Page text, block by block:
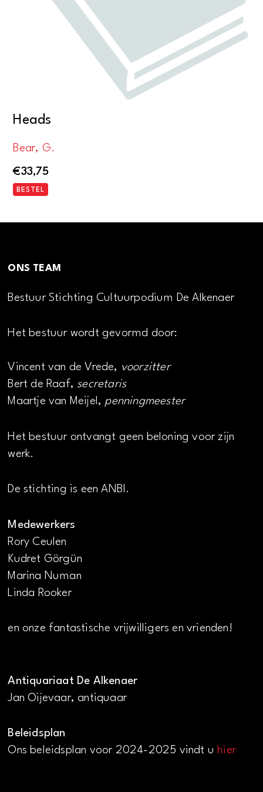
Heads
Bear, G.
€33,75
BESTEL
ONS TEAM
Bestuur Stichting Cultuurpodium De Alkenaer
Het bestuur wordt gevormd door:
Vincent van de Vrede, voorzitter
Bert de Raaf, secretaris
Maartje van Meijel, penningmeester
Het bestuur ontvangt geen beloning voor zijn
werk.
De stichting is een ANBI.
Medewerkers
Rory Ceulen
Kudret Görgün
Marina Numan
Linda Rooker
en onze fantastische vrijwilligers en vrienden!
Antiquariaat De Alkenaer
Jan Oijevaar, antiquaar
Beleidsplan
Ons beleidsplan voor 2024-2025 vindt uhier